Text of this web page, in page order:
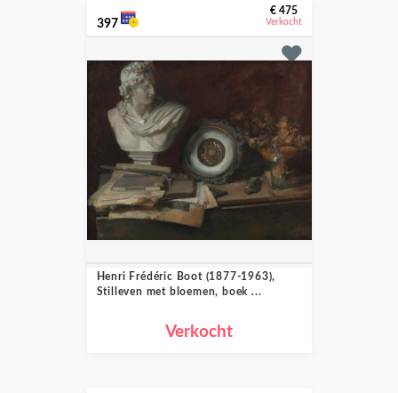
397
€ 475
Verkocht
Henri Frédéric Boot (1877-1963),
Stilleven met bloemen, boek ...
Verkocht